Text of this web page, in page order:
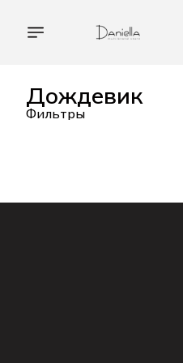
Дождевик
Фильтры